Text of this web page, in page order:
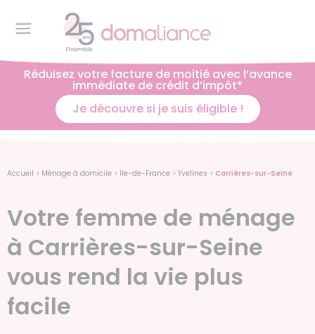
Réduisez votre facture de moitié avec l’avance
immédiate de crédit d’impôt*
Je découvre si je suis éligible !
Accueil > Ménage à domicile > Ile-de-France > Yvelines > Carrières-sur-Seine
Votre femme de ménage
à Carrières-sur-Seine
vous rend la vie plus
facile